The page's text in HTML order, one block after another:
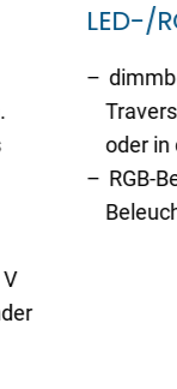
LED-/
oder in
RGB-